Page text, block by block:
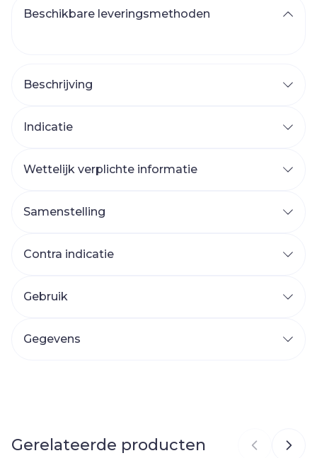
Beschikbare leveringsmethoden
Beschrijving
Indicatie
Wettelijk verplichte informatie
Samenstelling
Contra indicatie
Gebruik
Gegevens
Merken Delical
Gerelateerde producten